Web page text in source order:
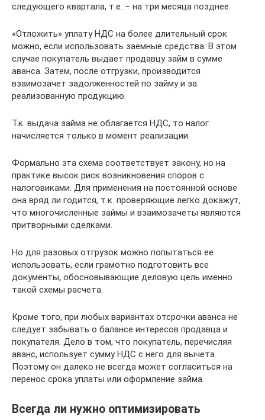
следующего квартала, т.е. – на три месяца позднее.
«Отложить» уплату НДС на более длительный срок
можно, если использовать заемные средства. В этом
случае покупатель выдает продавцу займ в сумме
аванса. Затем, после отгрузки, производится
взаимозачет задолженностей по займу и за
реализованную продукцию.
Т.к. выдача займа не облагается НДС, то налог
начисляется только в момент реализации.
Формально эта схема соответствует закону, но на
практике высок риск возникновения споров с
налоговиками. Для применения на постоянной основе
она вряд ли годится, т.к. проверяющие легко докажут,
что многочисленные займы и взаимозачеты являются
притворными сделками.
Но для разовых отгрузок можно попытаться ее
использовать, если грамотно подготовить все
документы, обосновывающие деловую цель именно
такой схемы расчета.
Кроме того, при любых вариантах отсрочки аванса не
следует забывать о балансе интересов продавца и
покупателя. Дело в том, что покупатель, перечисляя
аванс, использует сумму НДС с него для вычета.
Поэтому он далеко не всегда может согласиться на
перенос срока уплаты или оформление займа.
Всегда ли нужно оптимизировать